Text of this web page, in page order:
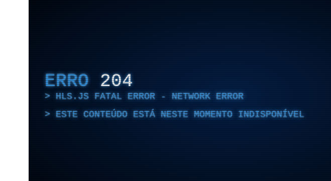
ERRO 204
HLS.JS FATAL ERROR - NETWORK ERROR
ESTE CONTEÚDO ESTÁ NESTE MOMENTO INDISPONÍVEL